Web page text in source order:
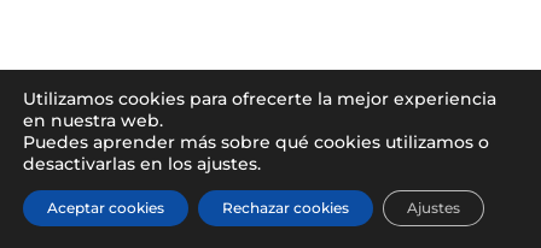
Utilizamos cookies para ofrecerte la mejor experiencia
en nuestra web.
Puedes aprender más sobre qué cookies utilizamos o
desactivarlas en los ajustes.
Aceptar cookies Rechazar cookies Ajustes